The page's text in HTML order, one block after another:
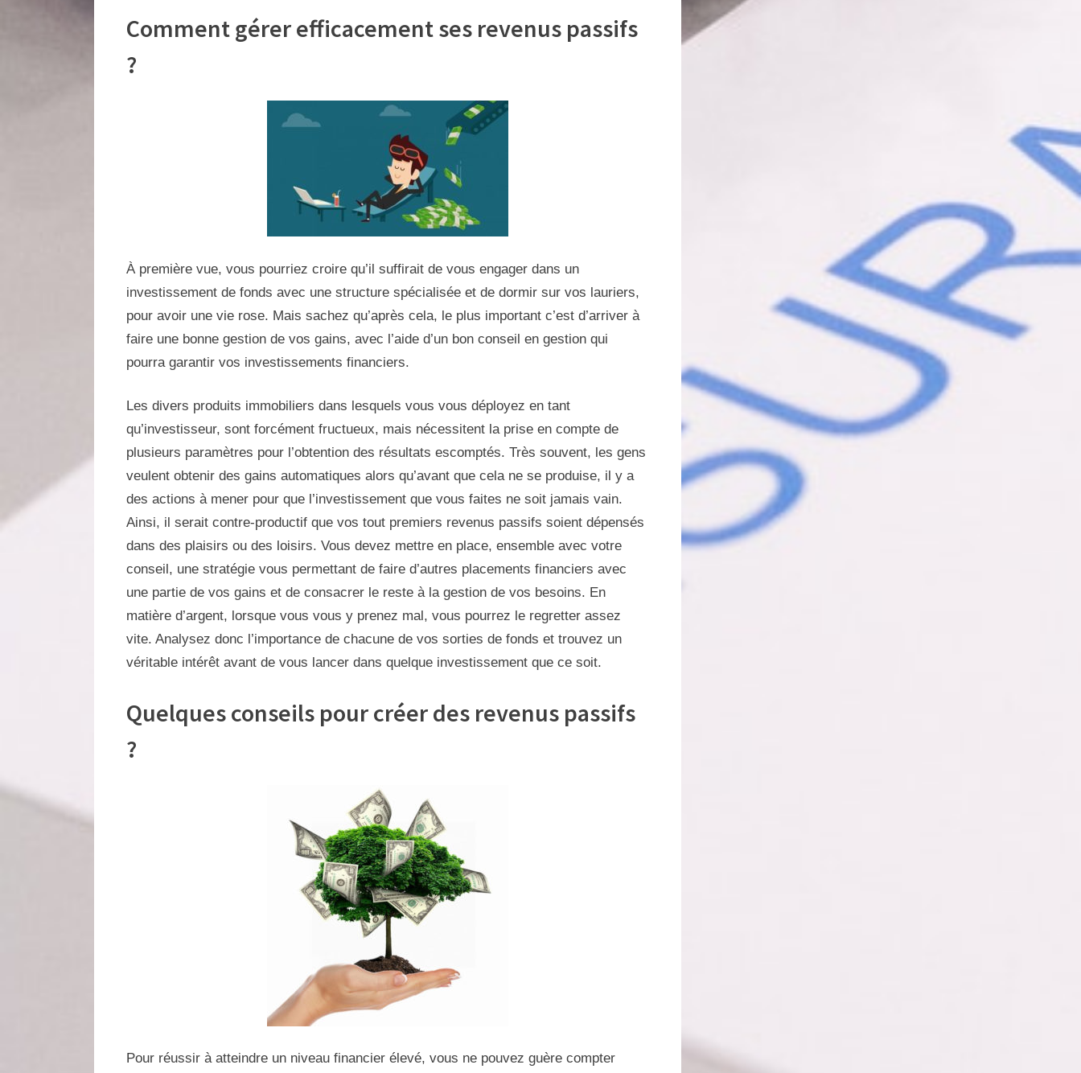
Comment gérer efficacement ses revenus passifs
?
À première vue, vous pourriez croire qu’il suffirait de vous engager dans un
investissement de fonds avec une structure spécialisée et de dormir sur vos lauriers,
pour avoir une vie rose. Mais sachez qu’après cela, le plus important c’est d’arriver à
faire une bonne gestion de vos gains, avec l’aide d’un bon conseil en gestion qui
pourra garantir vos investissements financiers.
Les divers produits immobiliers dans lesquels vous vous déployez en tant
qu’investisseur, sont forcément fructueux, mais nécessitent la prise en compte de
plusieurs paramètres pour l’obtention des résultats escomptés. Très souvent, les gens
veulent obtenir des gains automatiques alors qu’avant que cela ne se produise, il y a
des actions à mener pour que l’investissement que vous faites ne soit jamais vain.
Ainsi, il serait contre-productif que vos tout premiers revenus passifs soient dépensés
dans des plaisirs ou des loisirs. Vous devez mettre en place, ensemble avec votre
conseil, une stratégie vous permettant de faire d’autres placements financiers avec
une partie de vos gains et de consacrer le reste à la gestion de vos besoins. En
matière d’argent, lorsque vous vous y prenez mal, vous pourrez le regretter assez
vite. Analysez donc l’importance de chacune de vos sorties de fonds et trouvez un
véritable intérêt avant de vous lancer dans quelque investissement que ce soit.
Quelques conseils pour créer des revenus passifs
?
Pour réussir à atteindre un niveau financier élevé, vous ne pouvez guère compter